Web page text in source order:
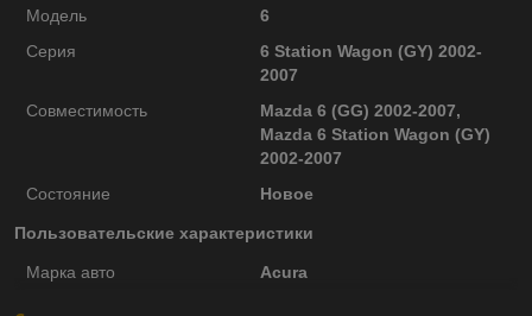
Модель
6
Серия
6 Station Wagon (GY) 2002-
2007
Совместимость
Mazda 6 (GG) 2002-2007,
Mazda 6 Station Wagon (GY)
2002-2007
Состояние
Новое
Пользовательские характеристики
Марка авто Acura